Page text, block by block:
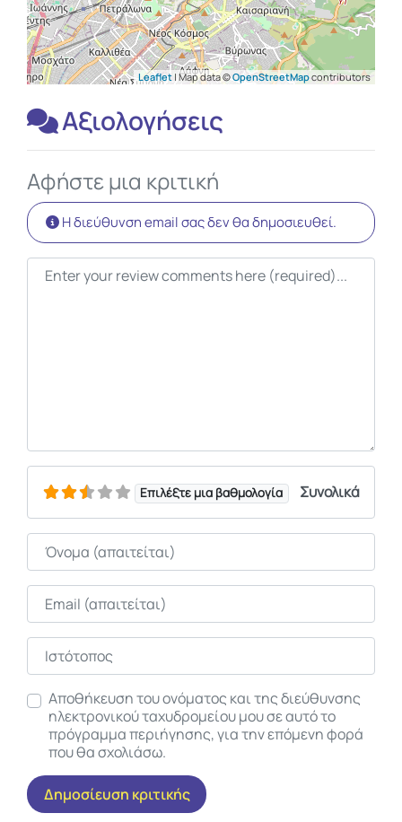
Leaflet | Map data ©OpenStreetMapcontributors
Αξιολογήσεις
Αφήστε μια κριτική
Η διεύθυνση email σας δεν θα δημοσιευθεί.
Κείμενο κριτικής
Επιλέξτε μια βαθμολογία Συνολικά
Όνομα
Email
Ιστότοπος
Αποθήκευση του ονόματος και της διεύθυνσης
ηλεκτρονικού ταχυδρομείου μου σε αυτό το
πρόγραμμα περιήγησης, για την επόμενη φορά
που θα σχολιάσω.